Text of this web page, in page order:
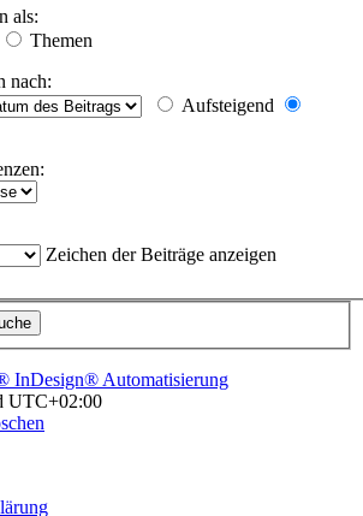
als:
Themen
nach:
Aufsteigend
Zeichen der Beiträge anzeigen
InDesign® Automatisierung
UTC+02:00